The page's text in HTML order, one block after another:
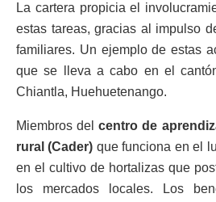
La cartera propicia el
estas tareas, gracias al impulso
familiares. Un ejemplo de estas
que se lleva a cabo en el
Chiantla, Huehuetenango.
Miembros delcentro de
rural (Cader) que funciona en el
en el cultivo de hortalizas que
los mercados locales. Los